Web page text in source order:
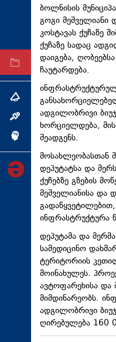
ტექნოლოგიები
ტაბლოიდი
არქივი
თემა
ინტერვიუ
ინქვიზიცია
ბოლნისის
გოგი მეშველიანი
კოსტავას ქუჩაზე
ქუჩაზე სადაც
დაიგება,
ჩაუტარდება.
ადგილობრივი
ხორციელდება,
შეადგენს.
მოსახლეობასთან
დეპუტატსა და
ქუჩებზე გზების
მეშველიანისა და
ინფრასტრუქტურა
დეპუტამა და
სამედიცინო
ტერიტორიის
მოინახულეს.
ავტოფარეხისა და
მიმდინარეობს.
ადგილობრივი
ღირებულება 160